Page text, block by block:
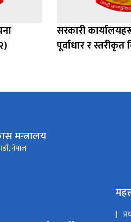
सरकारी
पूर्वाधार र स्तरीकृत
मन्त्रालय
नेपाल